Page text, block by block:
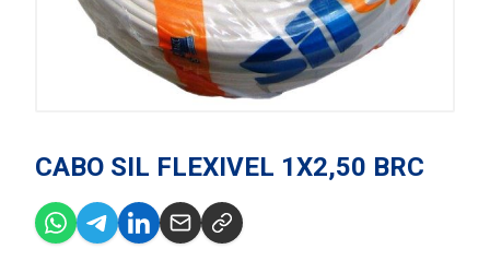
CABO SIL FLEXIVEL 1X2,50 BRC